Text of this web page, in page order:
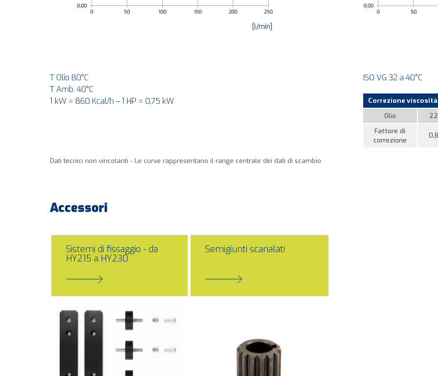
[l/min]
T Olio 80°C
T Amb. 40°C
1 kW = 860 Kcal/h – 1 HP = 0,75 kW
ISO VG 32 a 40°C
Correzione viscosità
Olio
22
Fattore di
correzione
0,8
Dati tecnici non vincolanti - Le curve rappresentano il range centrale dei dati di scambio
Accessori
Sistemi di fissaggio - da
HY215 a HY230
Semigiunti scanalati